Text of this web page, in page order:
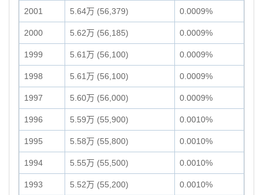
2001 5.64万 (56,379) 0.0009%
2000 5.62万 (56,185) 0.0009%
1999 5.61万 (56,100) 0.0009%
1998 5.61万 (56,100) 0.0009%
1997 5.60万 (56,000) 0.0009%
1996 5.59万 (55,900) 0.0010%
1995 5.58万 (55,800) 0.0010%
1994 5.55万 (55,500) 0.0010%
1993 5.52万 (55,200) 0.0010%